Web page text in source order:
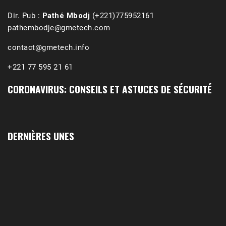
Dir. Pub : Pathé Mbodj (+221)775952161
pathembodje@gmetech.com
contact@gmetech.info
+221 77 595 21 61
CORONAVIRUS: CONSEILS ET ASTUCES DE SÉCURITÉ
DERNIÈRES UNES